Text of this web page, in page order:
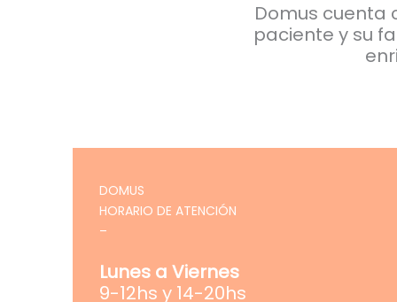
Domus cuenta
paciente y su
DOMUS
HORARIO DE ATENCIÓN
–
Lunes a Viernes
9-12hs y 14-20hs